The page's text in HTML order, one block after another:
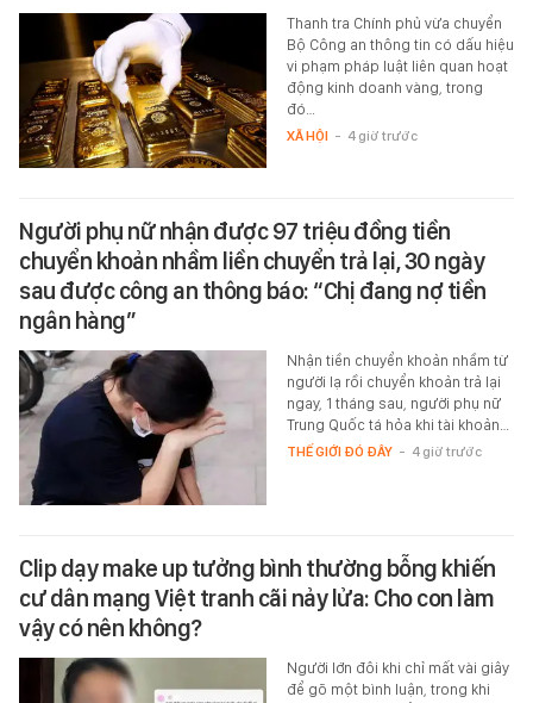
Thanh tra Chính phủ vừa chuyển
Bộ Công an thông tin có dấu hiệu
vi phạm pháp luật liên quan hoạt
động kinh doanh vàng, trong
đó…
XÃ HỘI - 4 giờ trước
Người phụ nữ nhận được 97 triệu đồng tiền
chuyển khoản nhầm liền chuyển trả lại, 30 ngày
sau được công an thông báo: “Chị đang nợ tiền
ngân hàng”
Nhận tiền chuyển khoản nhầm từ
người lạ rồi chuyển khoản trả lại
ngay, 1 tháng sau, người phụ nữ
Trung Quốc tá hỏa khi tài khoản…
THẾ GIỚI ĐÓ ĐÂY - 4 giờ trước
Clip dạy make up tưởng bình thường bỗng khiến
cư dân mạng Việt tranh cãi nảy lửa: Cho con làm
vậy có nên không?
Người lớn đôi khi chỉ mất vài giây
để gõ một bình luận, trong khi